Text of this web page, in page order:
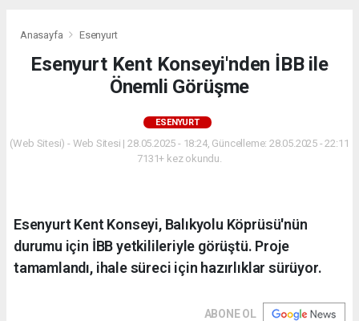
Anasayfa Esenyurt
Esenyurt Kent Konseyi'nden İBB ile
Önemli Görüşme
ESENYURT
(Web Sitesi) - Web Sitesi | 28.05.2025 - 18:24, Güncelleme: 28.05.2025 - 22:11
7131+ kez okundu.
Esenyurt Kent Konseyi, Balıkyolu Köprüsü'nün
durumu için İBB yetkilileriyle görüştü. Proje
tamamlandı, ihale süreci için hazırlıklar sürüyor.
ABONE OL